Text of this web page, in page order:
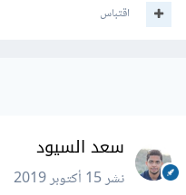
اقتباس
سعد السيود
نشر15 أكتوبر 2019